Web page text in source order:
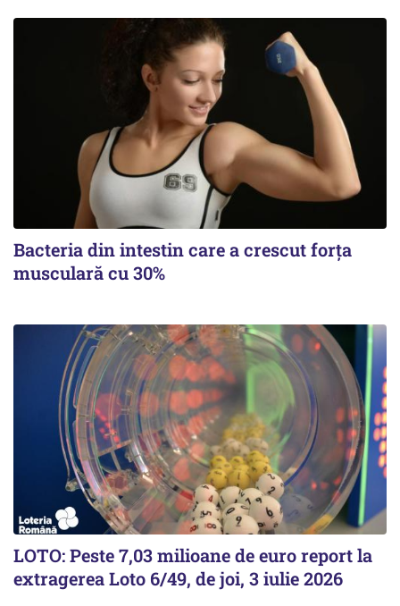
Bacteria din intestin care a crescut forța
musculară cu 30%
LOTO: Peste 7,03 milioane de euro report la
extragerea Loto 6/49, de joi, 3 iulie 2026